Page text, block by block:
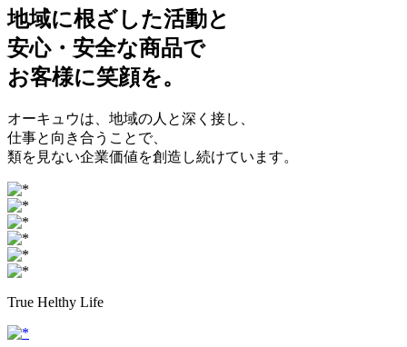
地域に根ざした活動と
安心・安全な商品で
お客様に笑顔を。
オーキュウは、地域の人と深く接し、
仕事と向き合うことで、
類を見ない企業価値を創造し続けています。
True Helthy Life